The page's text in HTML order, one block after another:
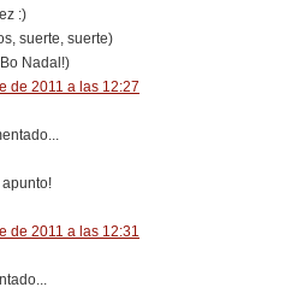
:)
suerte, suerte)
Nadal!)
de 2011 a las 12:27
de 2011 a las 12:31